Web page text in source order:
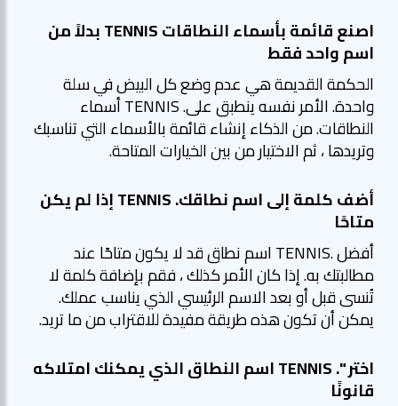
اصنع قائمة بأسماء النطاقات TENNIS بدلاً من
اسم واحد فقط
الحكمة القديمة هي عدم وضع كل البيض في سلة
واحدة. الأمر نفسه ينطبق على. TENNIS أسماء
النطاقات. من الذكاء إنشاء قائمة بالأسماء التي تناسبك
وتريدها ، ثم الاختيار من بين الخيارات المتاحة.
أضف كلمة إلى اسم نطاقك. TENNIS إذا لم يكن
متاحًا
أفضل .TENNIS اسم نطاق قد لا يكون متاحًا عند
مطالبتك به. إذا كان الأمر كذلك ، فقم بإضافة كلمة لا
تُنسى قبل أو بعد الاسم الرئيسي الذي يناسب عملك.
يمكن أن تكون هذه طريقة مفيدة للاقتراب من ما تريد.
اختر ". TENNIS اسم النطاق الذي يمكنك امتلاكه
قانونًا